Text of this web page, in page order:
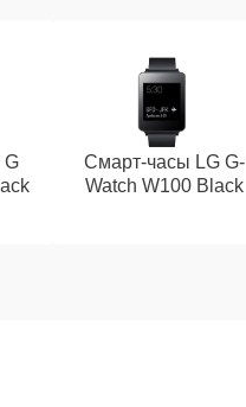
G
Смарт-часы LG G-
Watch W100 Black